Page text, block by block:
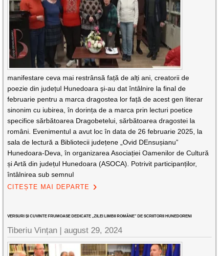
manifestare ceva mai restrânsă față de alți ani, creatorii de
poezie din județul Hunedoara și-au dat întâlnire la final de
februarie pentru a marca dragostea lor față de acest gen literar
sinonim cu iubirea, în dorința de a marca prin lecturi poetice
specifice sărbătoarea Dragobetelui, sărbătoarea dragostei la
români. Evenimentul a avut loc în data de 26 februarie 2025, la
sala de lectură a Bibliotecii județene „Ovid DEnsușianu”
Hunedoara-Deva, în organizarea Asociației Oamenilor de Cultură
și Artă din județul Hunedoara (ASOCA). Potrivit participanților,
întâlnirea sub semnul
CITEȘTE MAI DEPARTE
VERSURI ȘI CUVINTE FRUMOASE DEDICATE „ZILEI LIMBII ROMÂNE” DE SCRIITORII HUNEDORENI
Tiberiu Vințan |august 29, 2024